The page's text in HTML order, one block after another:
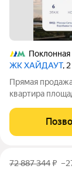
Поклонная
ЖК ХАЙДАУТ,
Прямая
квартира
Победы,
горы. Высота
72 887 344₽